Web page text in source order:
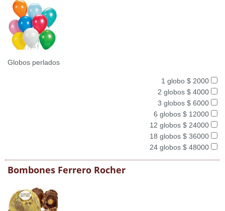
Globos perlados
1 globo $ 2000
2 globos $ 4000
3 globos $ 6000
6 globos $ 12000
12 globos $ 24000
18 globos $ 36000
24 globos $ 48000
Bombones Ferrero Rocher